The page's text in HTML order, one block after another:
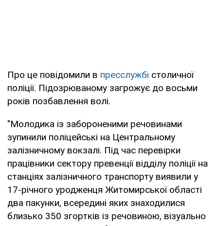
Про це повідомили в пресслужбі столичної
поліції. Підозрюваному загрожує до восьми
років позбавлення волі.
"Молодика із забороненими речовинами
зупинили поліцейські на Центральному
залізничному вокзалі. Під час перевірки
працівники сектору превенції відділу поліції на
станціях залізничного транспорту виявили у
17-річного уродженця Житомирської області
два пакунки, всередині яких знаходилися
близько 350 згортків із речовиною, візуально